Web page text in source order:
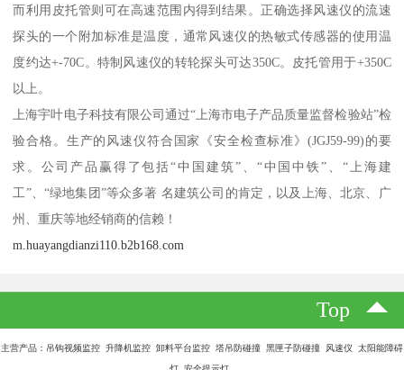
而利用皮托管则可在高速范围内得到结果。正确选择风速仪的流速
探头的一个附加标准是温度，通常风速仪的热敏式传感器的使用温
度约达+-70C。特制风速仪的转轮探头可达350C。皮托管用于+350C
以上。
上海宇叶电子科技有限公司通过“上海市电子产品质量监督检验站”检
验合格。生产的风速仪符合国家《安全检查标准》(JGJ59-99)的要
求。公司产品赢得了包括“中国建筑”、“中国中铁”、“上海建
工”、“绿地集团”等众多著 名建筑公司的肯定，以及上海、北京、广
州、重庆等地经销商的信赖！
m.huayangdianzi110.b2b168.com
Top
主营产品：吊钩视频监控 升降机监控 卸料平台监控 塔吊防碰撞 黑匣子防碰撞 风速仪 太阳能障碍